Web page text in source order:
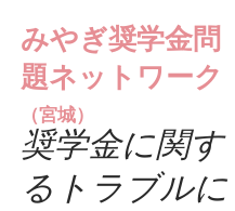
みやぎ奨学金問
題ネットワーク
（宮城）
​奨学金に関す
るトラブルに